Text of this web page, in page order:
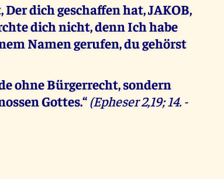
dich geschaffen hat, JAKOB,
dich nicht, denn Ich habe
Namen gerufen, du gehörst
ohne Bürgerrecht, sondern
Gottes.“(Epheser 2,19; 14. -